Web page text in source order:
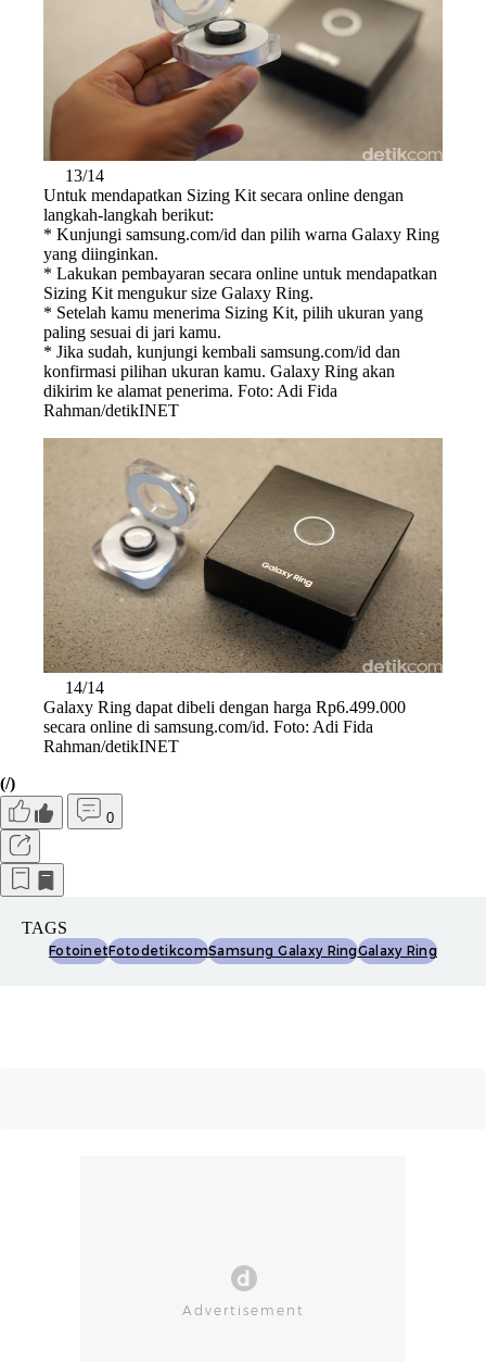
13/14
Untuk mendapatkan Sizing Kit secara online dengan
langkah-langkah berikut:
* Kunjungi samsung.com/id dan pilih warna Galaxy Ring
yang diinginkan.
* Lakukan pembayaran secara online untuk mendapatkan
Sizing Kit mengukur size Galaxy Ring.
* Setelah kamu menerima Sizing Kit, pilih ukuran yang
paling sesuai di jari kamu.
* Jika sudah, kunjungi kembali samsung.com/id dan
konfirmasi pilihan ukuran kamu. Galaxy Ring akan
dikirim ke alamat penerima. Foto: Adi Fida
Rahman/detikINET
14/14
Galaxy Ring dapat dibeli dengan harga Rp6.499.000
secara online di samsung.com/id. Foto: Adi Fida
Rahman/detikINET
(/)
0
TAGS
FotoinetFotodetikcomSamsung Galaxy RingGalaxy Ring